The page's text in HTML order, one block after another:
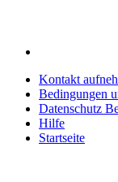
Kontakt
Bedingungen
Datenschutz
Hilfe
Startseite